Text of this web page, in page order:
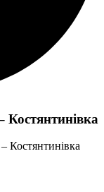
Костянтинівка
Костянтинівка